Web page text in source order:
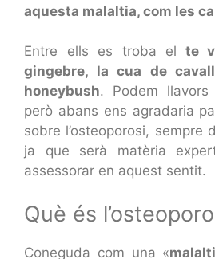
aquesta malaltia, com les
Entre ells es troba el te
gingebre, la cua de
honeybush. Podem
però abans ens agradaria
sobre l’osteoporosi, sempre
ja que serà matèria
assessorar en aquest sentit.
Què és
Coneguda com una «